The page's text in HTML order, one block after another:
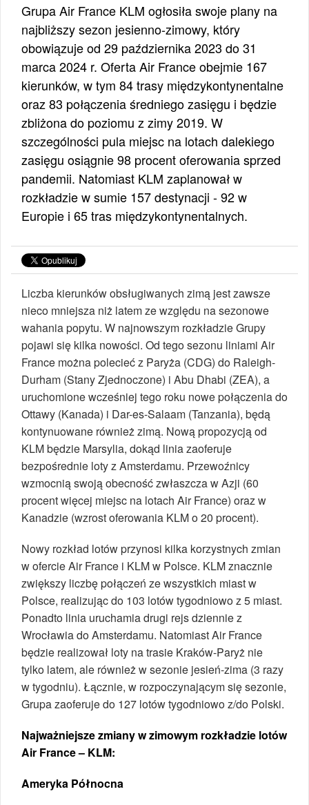
Grupa Air France KLM ogłosiła swoje plany na
najbliższy sezon jesienno-zimowy, który
obowiązuje od 29 października 2023 do 31
marca 2024 r. Oferta Air France obejmie 167
kierunków, w tym 84 trasy międzykontynentalne
oraz 83 połączenia średniego zasięgu i będzie
zbliżona do poziomu z zimy 2019. W
szczególności pula miejsc na lotach dalekiego
zasięgu osiągnie 98 procent oferowania sprzed
pandemii. Natomiast KLM zaplanował w
rozkładzie w sumie 157 destynacji - 92 w
Europie i 65 tras międzykontynentalnych.
Liczba kierunków obsługiwanych zimą jest zawsze
nieco mniejsza niż latem ze względu na sezonowe
wahania popytu. W najnowszym rozkładzie Grupy
pojawi się kilka nowości. Od tego sezonu liniami Air
France można polecieć z Paryża (CDG) do Raleigh-
Durham (Stany Zjednoczone) i Abu Dhabi (ZEA), a
uruchomione wcześniej tego roku nowe połączenia do
Ottawy (Kanada) i Dar-es-Salaam (Tanzania), będą
kontynuowane również zimą. Nową propozycją od
KLM będzie Marsylia, dokąd linia zaoferuje
bezpośrednie loty z Amsterdamu. Przewoźnicy
wzmocnią swoją obecność zwłaszcza w Azji (60
procent więcej miejsc na lotach Air France) oraz w
Kanadzie (wzrost oferowania KLM o 20 procent).
Nowy rozkład lotów przynosi kilka korzystnych zmian
w ofercie Air France i KLM w Polsce. KLM znacznie
zwiększy liczbę połączeń ze wszystkich miast w
Polsce, realizując do 103 lotów tygodniowo z 5 miast.
Ponadto linia uruchamia drugi rejs dziennie z
Wrocławia do Amsterdamu. Natomiast Air France
będzie realizował loty na trasie Kraków-Paryż nie
tylko latem, ale również w sezonie jesień-zima (3 razy
w tygodniu). Łącznie, w rozpoczynającym się sezonie,
Grupa zaoferuje do 127 lotów tygodniowo z/do Polski.
Najważniejsze zmiany w zimowym rozkładzie lotów
Air France – KLM:
Ameryka Północna